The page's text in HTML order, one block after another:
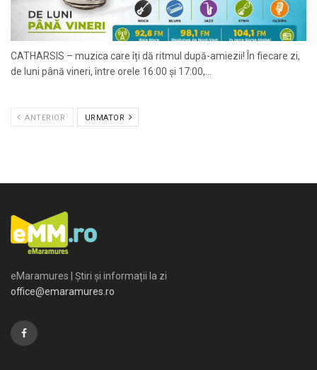
CATHARSIS – muzica care îți dă ritmul după-amiezii! În fiecare zi,
de luni până vineri, între orele 16:00 și 17:00,...
ANTERIOR URMATOR
eMaramures | Știri și informații la zi
office@emaramures.ro